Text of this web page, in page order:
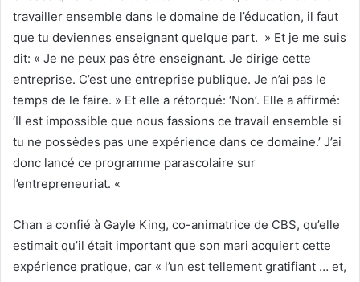
travailler ensemble dans le domaine de l’éducation, il faut
que tu deviennes enseignant quelque part. » Et je me suis
dit: « Je ne peux pas être enseignant. Je dirige cette
entreprise. C’est une entreprise publique. Je n’ai pas le
temps de le faire. » Et elle a rétorqué: ‘Non’. Elle a affirmé:
‘Il est impossible que nous fassions ce travail ensemble si
tu ne possèdes pas une expérience dans ce domaine.’ J’ai
donc lancé ce programme parascolaire sur
l’entrepreneuriat. «
Chan a confié à Gayle King, co-animatrice de CBS, qu’elle
estimait qu’il était important que son mari acquiert cette
expérience pratique, car « l’un est tellement gratifiant … et,